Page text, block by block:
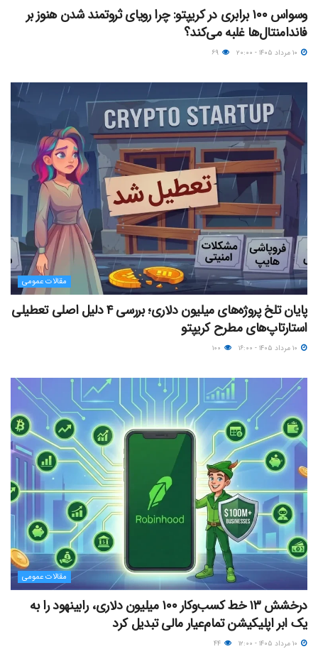
وسواس ۱۰۰ برابری در کریپتو: چرا رویای ثروتمند شدن هنوز بر
فاندامنتال‌ها غلبه می‌کند؟
مقالات عمومی
پایان تلخ پروژه‌های میلیون دلاری؛ بررسی ۴ دلیل اصلی تعطیلی
استارتاپ‌های مطرح کریپتو
مقالات عمومی
درخشش ۱۳ خط کسب‌وکار ۱۰۰ میلیون دلاری، رابینهود را به
یک ابر اپلیکیشن تمام‌عیار مالی تبدیل کرد